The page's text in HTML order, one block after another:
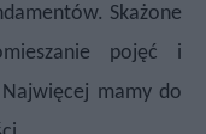
Skażone
pojęć i
mamy do